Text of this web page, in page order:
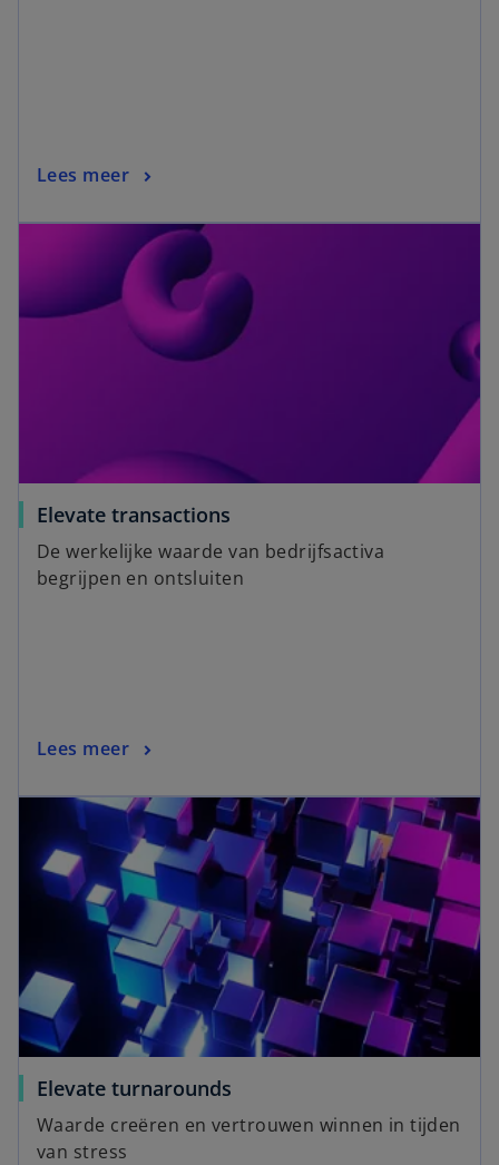
Lees meer
Elevate transactions
De werkelijke waarde van bedrijfsactiva
begrijpen en ontsluiten
Lees meer
Elevate turnarounds
Waarde creëren en vertrouwen winnen in tijden
van stress